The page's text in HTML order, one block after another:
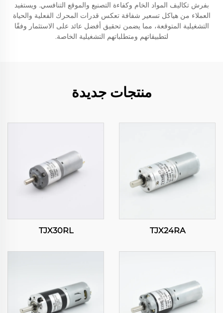
بفرش تكاليف المواد الخام وكفاءة التصنيع والموقع التنافسي. ويستفيد
العملاء من هياكل تسعير شفافة تعكس قدرات المحرك الفعلية والحياة
التشغيلية المتوقعة، مما يضمن تحقيق أفضل عائد على الاستثمار وفقًا
لتطبيقاتهم ومتطلباتهم التشغيلية الخاصة.
منتجات جديدة
TJX24RA
TJX30RL